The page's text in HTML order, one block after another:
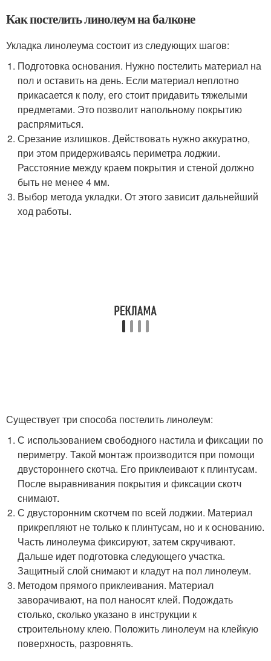
Как постелить линолеум на балконе
Укладка линолеума состоит из следующих шагов:
Подготовка основания. Нужно постелить материал на
пол и оставить на день. Если материал неплотно
прикасается к полу, его стоит придавить тяжелыми
предметами. Это позволит напольному покрытию
распрямиться.
Срезание излишков. Действовать нужно аккуратно,
при этом придерживаясь периметра лоджии.
Расстояние между краем покрытия и стеной должно
быть не менее 4 мм.
Выбор метода укладки. От этого зависит дальнейший
ход работы.
Существует три способа постелить линолеум:
С использованием свободного настила и фиксации по
периметру. Такой монтаж производится при помощи
двустороннего скотча. Его приклеивают к плинтусам.
После выравнивания покрытия и фиксации скотч
снимают.
С двусторонним скотчем по всей лоджии. Материал
прикрепляют не только к плинтусам, но и к основанию.
Часть линолеума фиксируют, затем скручивают.
Дальше идет подготовка следующего участка.
Защитный слой снимают и кладут на пол линолеум.
Методом прямого приклеивания. Материал
заворачивают, на пол наносят клей. Подождать
столько, сколько указано в инструкции к
строительному клею. Положить линолеум на клейкую
поверхность, разровнять.